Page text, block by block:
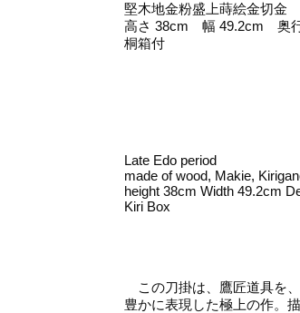
堅木地金粉盛上蒔絵金切金
高さ 38cm 幅 49.2cm 奥
桐箱付
Late Edo period
made of wood, Makie,
height 38cm Width 49.2cm
Kiri Box
この刀掛は、鷹匠道具を
豊かに表現した極上の作。